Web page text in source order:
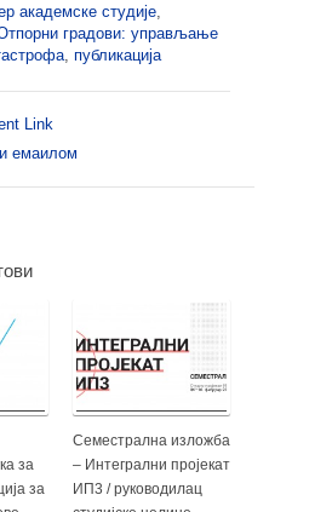
академске студије
градови: управљање
публикација
Link
емаилом
за
за
Семестрална изложба
– Интегрални пројекат
ИП3 / руководилац